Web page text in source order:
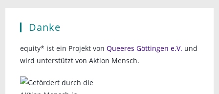
Danke
equity* ist ein Projekt vonQueeres Göttingen e.V. und
wird unterstützt von Aktion Mensch.